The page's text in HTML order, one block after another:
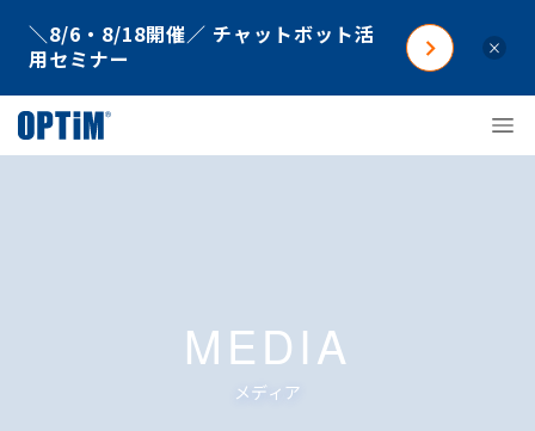
＼8/6・8/18開催／ チャットボット活
用セミナー
×
MEDIA
メディア